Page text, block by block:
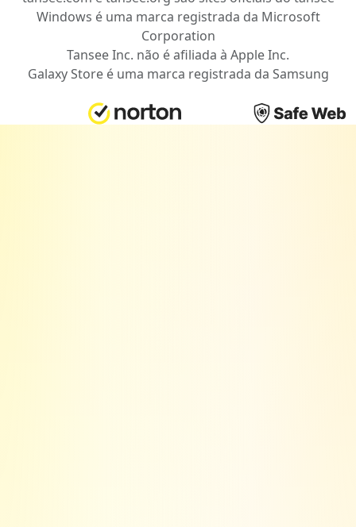
Windows é uma marca registrada da Microsoft
Corporation
Tansee Inc. não é afiliada à Apple Inc.
Galaxy Store é uma marca registrada da Samsung